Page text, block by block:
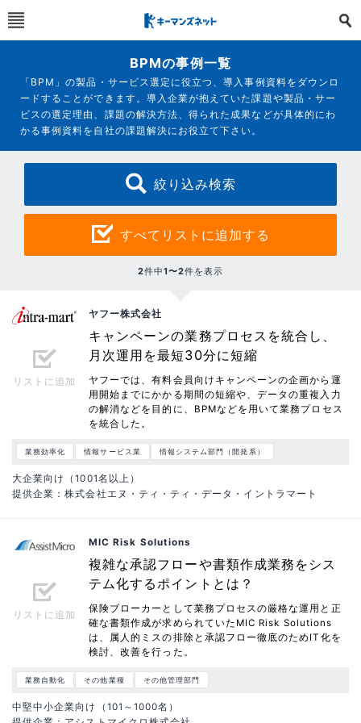
BPMの事例一覧
「BPM」の製品・サービス選定に役立つ、導入事例資料をダウンロ
ードすることができます。導入企業が抱えていた課題や製品・サー
ビスの選定理由、課題の解決方法、得られた成果などが具体的にわ
かる事例資料を自社の課題解決にお役立て下さい。
絞り込み検索
すべてリストに追加する
2件中1〜2件を表示
リストに追加
ヤフー株式会社
キャンペーンの業務プロセスを統合し、
月次運用を最短30分に短縮
ヤフーでは、有料会員向けキャンペーンの企画から運
用開始までにかかる期間の短縮や、データの重複入力
の解消などを目的に、BPMなどを用いて業務プロセス
を統合した。
業務効率化 情報サービス業 情報システム部門（開発系）
大企業向け（1001名以上）
提供企業：株式会社エヌ・ティ・ティ・データ・イントラマート
リストに追加
MIC Risk Solutions
複雑な承認フローや書類作成業務をシス
テム化するポイントとは？
保険ブローカーとして業務プロセスの厳格な運用と正
確な書類作成が求められていたMIC Risk Solutions
は、属人的ミスの排除と承認フロー徹底のためIT化を
検討、改善を行った。
業務自動化 その他業種 その他管理部門
中堅中小企業向け（101～1000名）